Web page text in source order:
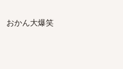
おかん大爆笑